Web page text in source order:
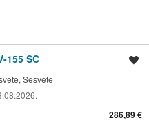
155 SC
Sesvete
286,89 €